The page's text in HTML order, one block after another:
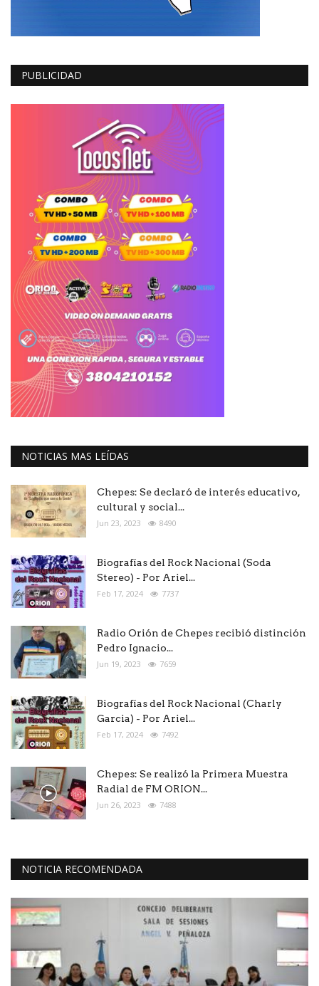
PUBLICIDAD
NOTICIAS MAS LEÍDAS
Chepes: Se declaró de interés educativo,
cultural y social...
Jun 23, 2023 8490
Biografías del Rock Nacional (Soda
Stereo) - Por Ariel...
Feb 17, 2024 7737
Radio Orión de Chepes recibió distinción
Pedro Ignacio...
Jun 19, 2023 7659
Biografías del Rock Nacional (Charly
Garcia) - Por Ariel...
Feb 17, 2024 7492
Chepes: Se realizó la Primera Muestra
Radial de FM ORION...
Jun 26, 2023 7488
NOTICIA RECOMENDADA